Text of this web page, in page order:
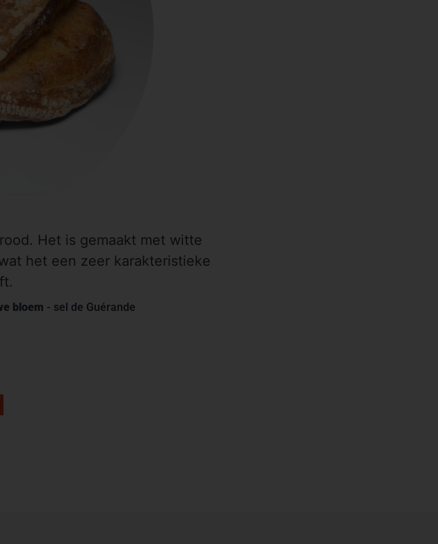
Het is gemaakt met witte
het een zeer karakteristieke
bloem - sel de Guérande